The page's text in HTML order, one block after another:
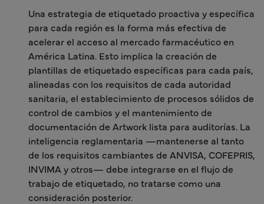
Una estrategia de etiquetado proactiva y específica
para cada región es la forma más efectiva de
acelerar el acceso al mercado farmacéutico en
América Latina. Esto implica la creación de
plantillas de etiquetado específicas para cada país,
alineadas con los requisitos de cada autoridad
sanitaria, el establecimiento de procesos sólidos de
control de cambios y el mantenimiento de
documentación de Artwork lista para auditorías. La
inteligencia reglamentaria —mantenerse al tanto
de los requisitos cambiantes de ANVISA, COFEPRIS,
INVIMA y otros— debe integrarse en el flujo de
trabajo de etiquetado, no tratarse como una
consideración posterior.